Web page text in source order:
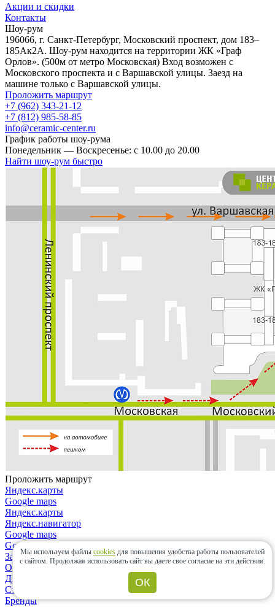
Акции и скидки
Контакты
Шоу-рум
196066, г. Санкт-Петербург, Московский проспект, дом 183–
185Ак2А. Шоу-рум находится на территории ЖК «Граф
Орлов». (500м от метро Московская) Вход возможен с
Московского проспекта и с Варшавской улицы. Заезд на
машине только с Варшавской улицы.
Проложить маршрут
+7 (962) 343-21-12
+7 (812) 985-58-85
info@ceramic-center.ru
График работы шоу-рума
Понедельник — Воскресенье: с 10.00 до 20.00
Найти шоу-рум быстро
Проложить маршрут
Яндекс.карты
Google maps
Яндекс.карты
Яндекс.навигатор
Google maps
Google maps
Закрыть
О компании
Дизайнерам и архитекторам
Строительным организациям
Бренды
Мы используем файлы cookies для повышения удобства работы пользователей
с сайтом. Продолжая использовать сайт вы даете свое согласие на эти действия.
ОК